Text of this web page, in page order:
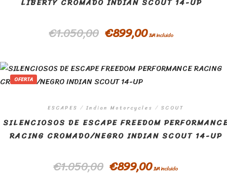
€1.050,00 €899,00IVA incluido
OFERTA
ESCAPES / Indian Motorcycles / SCOUT
SILENCIOSOS DE ESCAPE FREEDOM
RACING CROMADO/NEGRO INDIAN SCOUT 14-UP
€1.050,00 €899,00IVA incluido